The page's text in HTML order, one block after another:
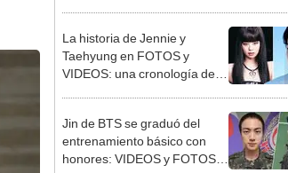
La historia de Jennie y
Taehyung en FOTOS y
VIDEOS: una cronología del
Jin de BTS se graduó del
entrenamiento básico con
honores: VIDEOS y FOTOS